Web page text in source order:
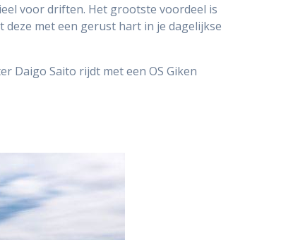
voor driften. Het grootste voordeel is
met een gerust hart in je dagelijkse
Daigo Saito rijdt met een OS Giken